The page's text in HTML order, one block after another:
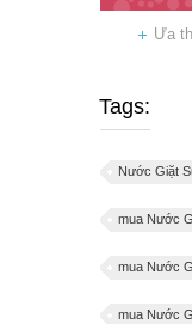
Ưa
Tags:
Nước Giặt
mua Nước
mua Nước
mua Nước